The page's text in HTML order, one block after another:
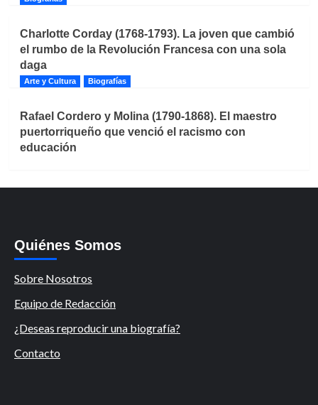
Charlotte Corday (1768-1793). La joven que cambió
el rumbo de la Revolución Francesa con una sola
daga
Arte y Cultura Biografías
Rafael Cordero y Molina (1790-1868). El maestro
puertorriqueño que venció el racismo con
educación
Quiénes Somos
Sobre Nosotros
Equipo de Redacción
¿Deseas reproducir una biografía?
Contacto